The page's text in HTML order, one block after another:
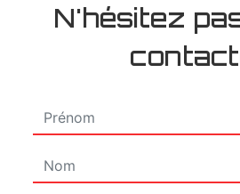
N'hésitez